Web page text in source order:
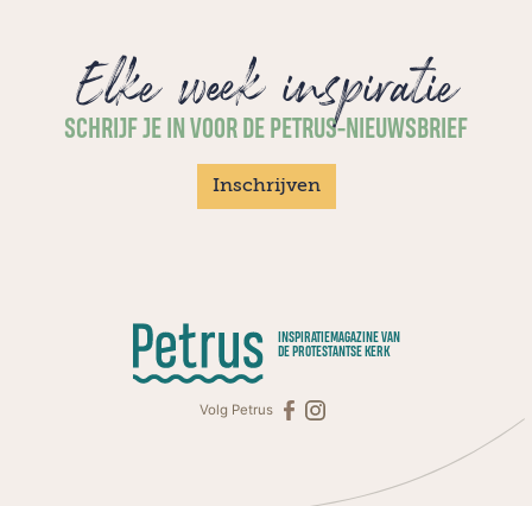
Elke week inspiratie
SCHRIJF JE IN VOOR DE PETRUS-NIEUWSBRIEF
Inschrijven
INSPIRATIEMAGAZINE VAN
DE PROTESTANTSE KERK
Volg Petrus